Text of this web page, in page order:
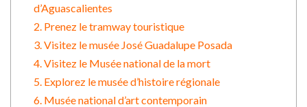
d’Aguascalientes
2. Prenez le tramway touristique
3. Visitez le musée José Guadalupe Posada
4. Visitez le Musée national de la mort
5. Explorez le musée d’histoire régionale
6. Musée national d’art contemporain